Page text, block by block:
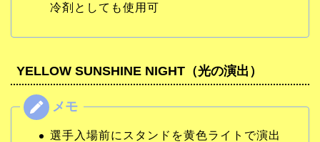
冷剤としても使用可
YELLOW SUNSHINE NIGHT（光の演出）
選手入場前にスタンドを黄色ライトで演出